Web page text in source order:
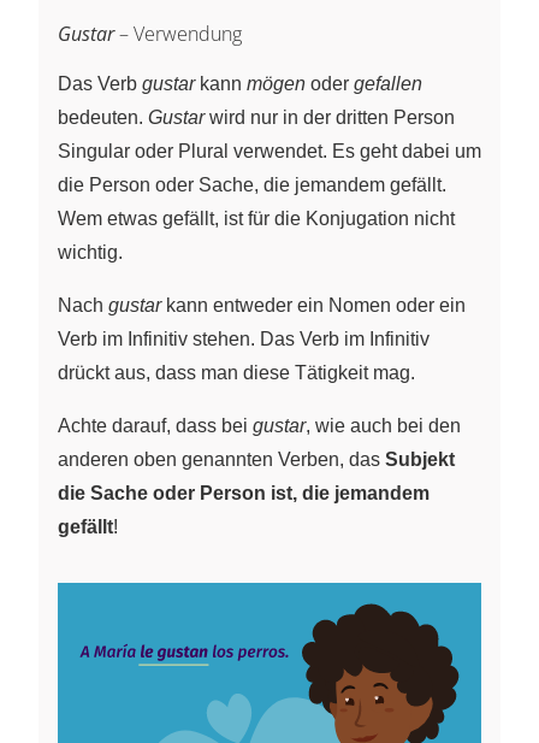
Gustar– Verwendung
Das Verb gustarkann mögen oder gefallen
bedeuten. Gustarwird nur in der dritten Person
Singular oder Plural verwendet. Es geht dabei um
die Person oder Sache, die jemandem gefällt.
Wem etwas gefällt, ist für die Konjugation nicht
wichtig.
Nach gustarkann entweder ein Nomen oder ein
Verb im Infinitiv stehen. Das Verb im Infinitiv
drückt aus, dass man diese Tätigkeit mag.
Achte darauf, dass bei gustar, wie auch bei den
anderen oben genannten Verben, das Subjekt
die Sache oder Person ist, die jemandem
gefällt!